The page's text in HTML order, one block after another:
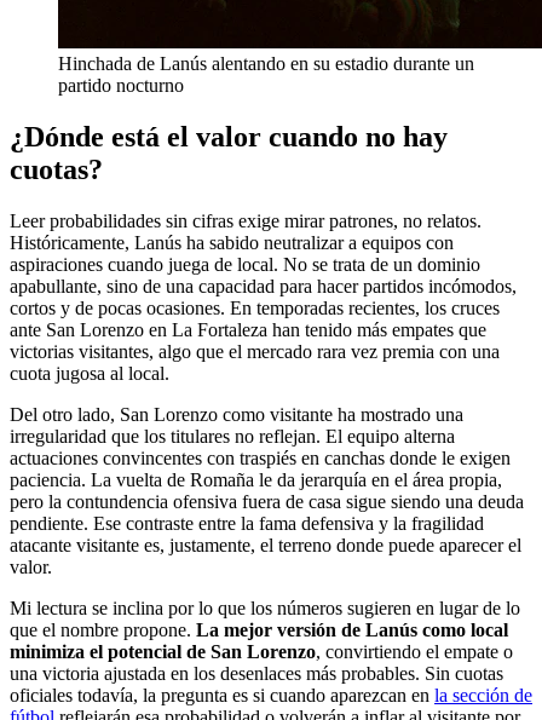
Hinchada de Lanús alentando en su estadio durante un
partido nocturno
¿Dónde está el valor cuando no hay
cuotas?
Leer probabilidades sin cifras exige mirar patrones, no relatos.
Históricamente, Lanús ha sabido neutralizar a equipos con
aspiraciones cuando juega de local. No se trata de un dominio
apabullante, sino de una capacidad para hacer partidos incómodos,
cortos y de pocas ocasiones. En temporadas recientes, los cruces
ante San Lorenzo en La Fortaleza han tenido más empates que
victorias visitantes, algo que el mercado rara vez premia con una
cuota jugosa al local.
Del otro lado, San Lorenzo como visitante ha mostrado una
irregularidad que los titulares no reflejan. El equipo alterna
actuaciones convincentes con traspiés en canchas donde le exigen
paciencia. La vuelta de Romaña le da jerarquía en el área propia,
pero la contundencia ofensiva fuera de casa sigue siendo una deuda
pendiente. Ese contraste entre la fama defensiva y la fragilidad
atacante visitante es, justamente, el terreno donde puede aparecer el
valor.
Mi lectura se inclina por lo que los números sugieren en lugar de lo
que el nombre propone. La mejor versión de Lanús como local
minimiza el potencial de San Lorenzo, convirtiendo el empate o
una victoria ajustada en los desenlaces más probables. Sin cuotas
oficiales todavía, la pregunta es si cuando aparezcan en la sección de